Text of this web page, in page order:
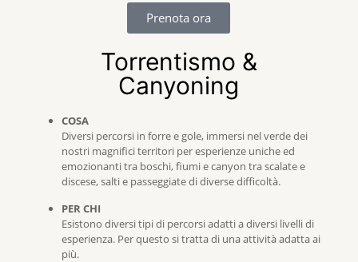
Prenota ora
Torrentismo &
Canyoning
COSA
Diversi percorsi in forre e gole, immersi nel verde dei
nostri magnifici territori per esperienze uniche ed
emozionanti tra boschi, fiumi e canyon tra scalate e
discese, salti e passeggiate di diverse difficoltà.
PER CHI
Esistono diversi tipi di percorsi adatti a diversi livelli di
esperienza. Per questo si tratta di una attività adatta ai
più.